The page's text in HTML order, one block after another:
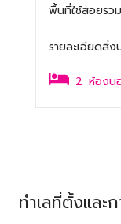
พื้นที่ใช้สอยรวม
รายละเอียดสิ่ง
2 ห้องน
ทำเลที่ตั้งและ